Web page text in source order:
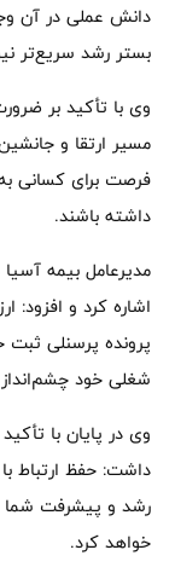
دانش عملی در آن
بستر رشد سریع‌تر
وی با تأکید بر
مسیر ارتقا و
فرصت برای کسانی
داشته باشند.
مدیرعامل بیمه
اشاره کرد و افزود:
پرونده پرسنلی ثبت
شغلی خود
وی در پایان با
داشت: حفظ ارتباط
رشد و پیشرفت شما
خواهد کرد.